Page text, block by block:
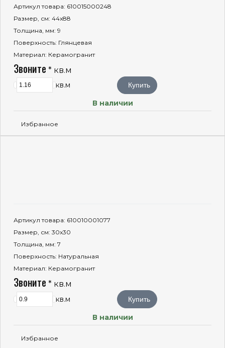
Артикул товара: 610015000248
Размер, см: 44x88
Толщина, мм: 9
Поверхность: Глянцевая
Материал: Керамогранит
Звоните * кв.м
кв.м Купить
В наличии
Избранное
Артикул товара: 610010001077
Размер, см: 30x30
Толщина, мм: 7
Поверхность: Натуральная
Материал: Керамогранит
Звоните * кв.м
кв.м Купить
В наличии
Избранное